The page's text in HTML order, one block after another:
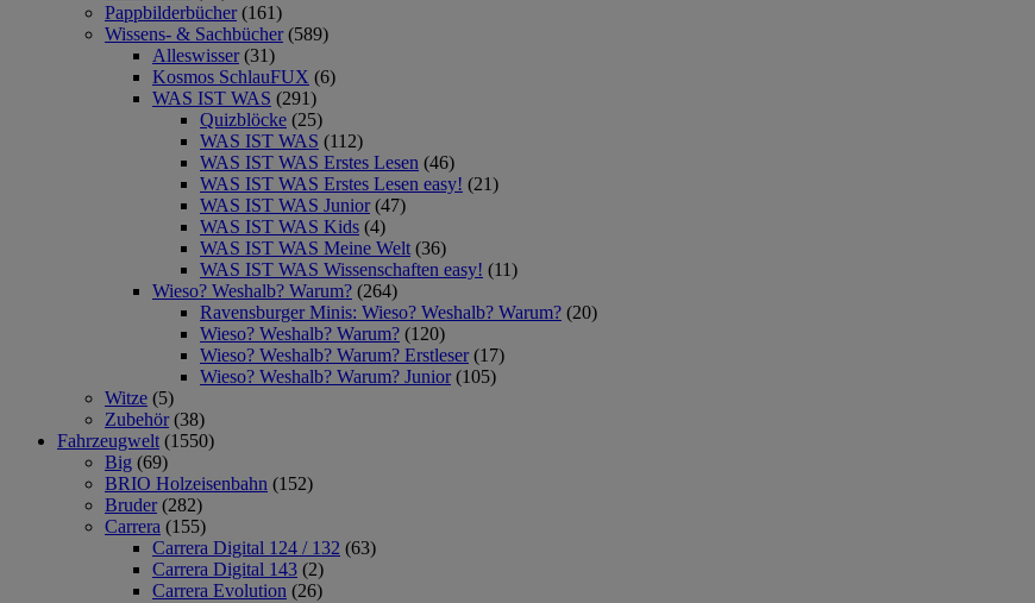
Pappbilderbücher (161)
Wissens- & Sachbücher (589)
Alleswisser (31)
Kosmos SchlauFUX (6)
WAS IST WAS (291)
Quizblöcke (25)
WAS IST WAS (112)
WAS IST WAS Erstes Lesen (46)
WAS IST WAS Erstes Lesen easy! (21)
WAS IST WAS Junior (47)
WAS IST WAS Kids (4)
WAS IST WAS Meine Welt (36)
WAS IST WAS Wissenschaften easy! (11)
Wieso? Weshalb? Warum? (264)
Ravensburger Minis: Wieso? Weshalb? Warum? (20)
Wieso? Weshalb? Warum? (120)
Wieso? Weshalb? Warum? Erstleser (17)
Wieso? Weshalb? Warum? Junior (105)
Witze (5)
Zubehör (38)
Fahrzeugwelt (1550)
Big (69)
BRIO Holzeisenbahn (152)
Bruder (282)
Carrera (155)
Carrera Digital 124 / 132 (63)
Carrera Digital 143 (2)
Carrera Evolution (26)